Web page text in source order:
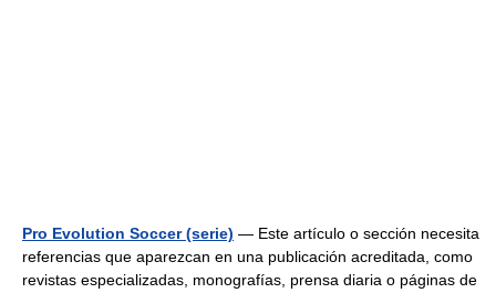
Pro Evolution Soccer (serie) — Este artículo o sección necesita
referencias que aparezcan en una publicación acreditada, como
revistas especializadas, monografías, prensa diaria o páginas de